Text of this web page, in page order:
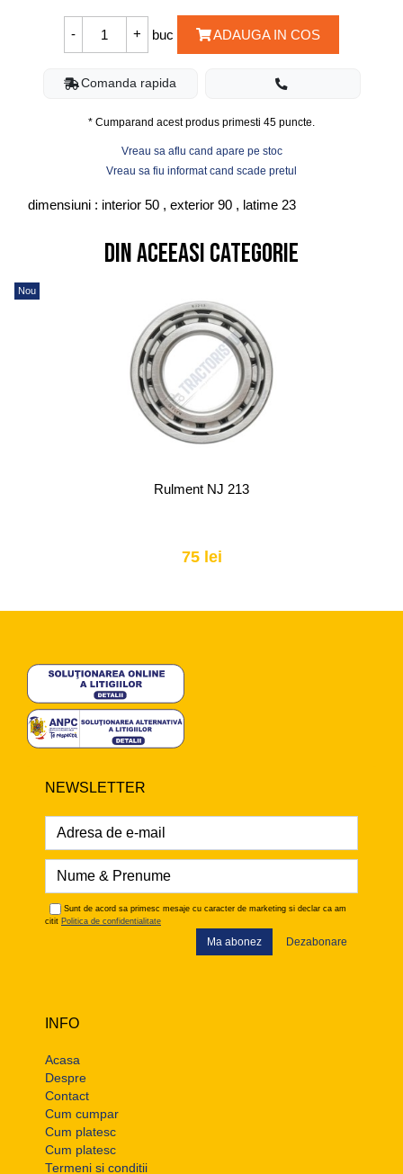
buc ADAUGA IN COS
Comanda rapida
* Cumparand acest produs primesti 45 puncte.
Vreau sa aflu cand apare pe stoc
Vreau sa fiu informat cand scade pretul
dimensiuni : interior 50 , exterior 90 , latime 23
Din aceeasi categorie
Nou
Rulment NJ 213
75 lei
NEWSLETTER
Sunt de acord sa primesc mesaje cu caracter de marketing si declar ca am
citit Politica de confidentialitate
Ma abonez Dezabonare
INFO
Acasa
Despre
Contact
Cum cumpar
Cum platesc
Cum platesc
Termeni si conditii